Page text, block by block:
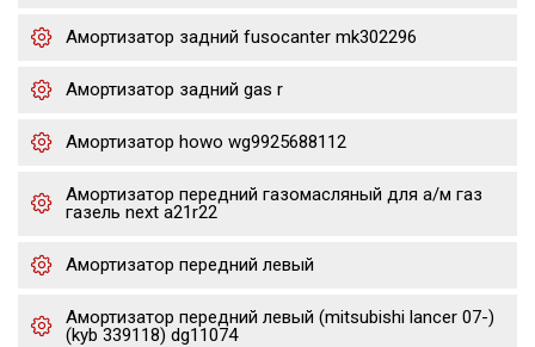
Амортизатор задний fusocanter mk302296
Амортизатор задний gas r
Амортизатор howo wg9925688112
Амортизатор передний газомасляный для а/м газ
газель next a21r22
Амортизатор передний левый
Амортизатор передний левый (mitsubishi lancer 07-)
(kyb 339118) dg11074